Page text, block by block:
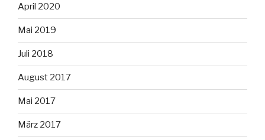
April 2020
Mai 2019
Juli 2018
August 2017
Mai 2017
März 2017